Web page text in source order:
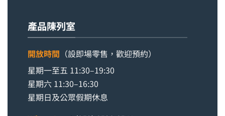
產品陳列室
開放時間 （設即場零售，歡迎預約）
星期一至五 11:30–19:30
星期六 11:30–16:30
星期日及公眾假期休息